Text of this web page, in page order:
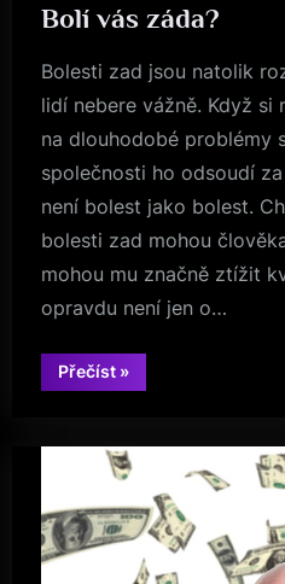
Bolí vás záda?
Bolesti zad jsou natolik
lidí nebere vážně. Když si
na dlouhodobé problémy
společnosti ho odsoudí
není bolest jako bolest.
bolesti zad mohou
mohou mu značně ztížit
opravdu není jen o…
Přečíst“Bolí
vás
»